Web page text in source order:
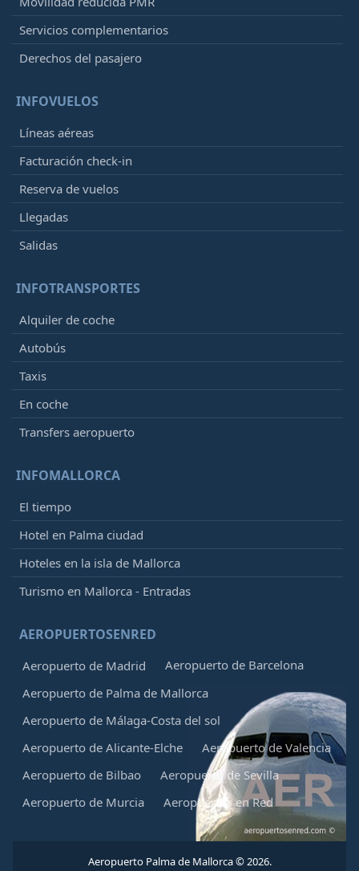
Servicios complementarios
Derechos del pasajero
INFOVUELOS
Líneas aéreas
Facturación check-in
Reserva de vuelos
Llegadas
Salidas
INFOTRANSPORTES
Alquiler de coche
Autobús
Taxis
En coche
Transfers aeropuerto
INFOMALLORCA
El tiempo
Hotel en Palma ciudad
Hoteles en la isla de Mallorca
Turismo en Mallorca - Entradas
AEROPUERTOSENRED
Aeropuerto de Madrid
Aeropuerto de Barcelona
Aeropuerto de Palma de Mallorca
Aeropuerto de Málaga-Costa del sol
Aeropuerto de Alicante-Elche
Aeropuerto de Valencia
Aeropuerto de Bilbao
Aeropuerto de Sevilla
Aeropuerto de Murcia
Aeropuertos en Red
Aeropuerto Palma de Mallorca © 2026.